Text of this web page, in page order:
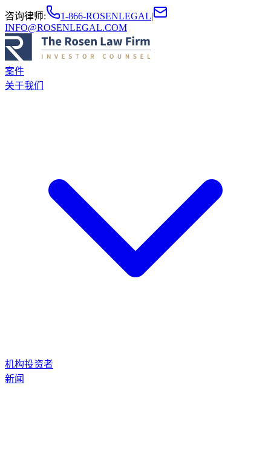
咨询律师: 1-866-ROSENLEGAL|
INFO@ROSENLEGAL.COM
案件
关于我们
机构投资者
新闻